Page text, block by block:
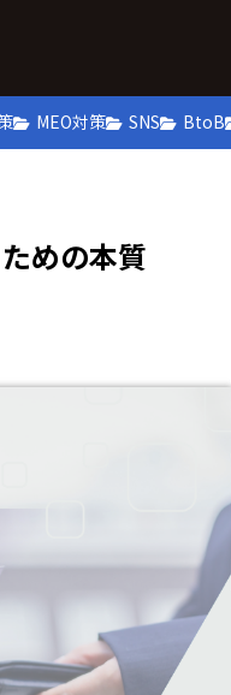
MEO対策 SNS BtoB
めの本質